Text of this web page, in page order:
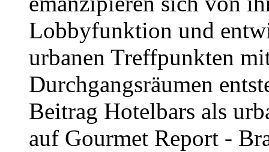
Lobbyfunktion und
urbanen Treffpunkten
Durchgangsräumen
Beitrag Hotelbars als
auf Gourmet Report -